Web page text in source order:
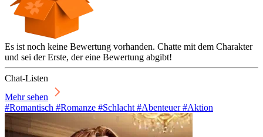
Es ist noch keine Bewertung vorhanden. Chatte mit dem Charakter
und sei der Erste, der eine Bewertung abgibt!
Chat-Listen
Mehr sehen
#Romantisch #Romanze #Schlacht #Abenteuer #Aktion